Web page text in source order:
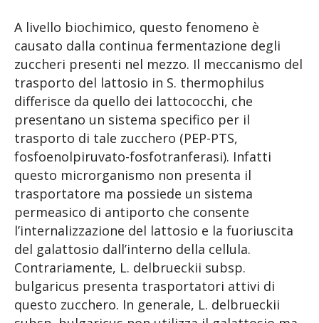
A livello biochimico, questo fenomeno è
causato dalla continua fermentazione degli
zuccheri presenti nel mezzo. Il meccanismo del
trasporto del lattosio in S. thermophilus
differisce da quello dei lattococchi, che
presentano un sistema specifico per il
trasporto di tale zucchero (PEP-PTS,
fosfoenolpiruvato-fosfotranferasi). Infatti
questo microrganismo non presenta il
trasportatore ma possiede un sistema
permeasico di antiporto che consente
l’internalizzazione del lattosio e la fuoriuscita
del galattosio dall’interno della cellula.
Contrariamente, L. delbrueckii subsp.
bulgaricus presenta trasportatori attivi di
questo zucchero. In generale, L. delbrueckii